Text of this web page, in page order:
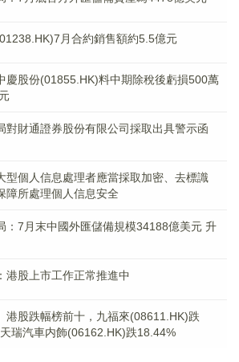
月合約銷售額約5.5億元
慶股份(01855.HK)料中期除稅後虧損500萬
對財通證券股份有限公司採取出具警示函
型個人信息處理者應當採取加密、去標識
障所處理個人信息安全
：7月末中國外匯儲備規模34188億美元 升
港股上市工作正常推進中
港股跌幅榜前十，九福來(08611.HK)跌
瑞汽車内飾(06162.HK)跌18.44%